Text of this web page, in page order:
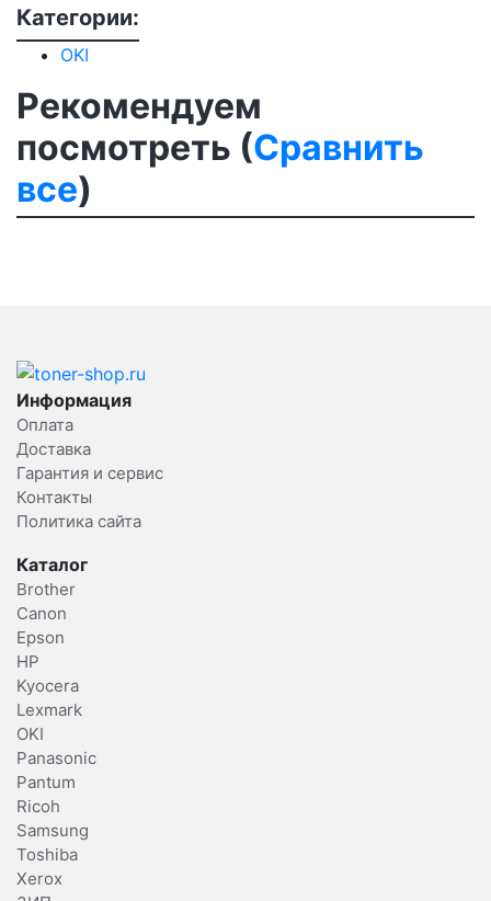
Категории:
OKI
Рекомендуем
посмотреть (Сравнить
все)
Информация
Оплата
Доставка
Гарантия и сервис
Контакты
Политика сайта
Каталог
Brother
Canon
Epson
HP
Kyocera
Lexmark
OKI
Panasonic
Pantum
Ricoh
Samsung
Toshiba
Xerox